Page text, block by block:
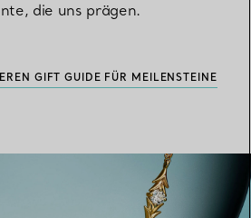
die uns prägen.
GIFT GUIDE FÜR MEILENSTEINE